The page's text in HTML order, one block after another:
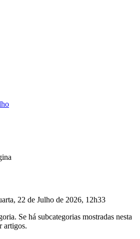
22 de Julho de 2026, 12h33
Se há subcategorias mostradas nesta
artigos.